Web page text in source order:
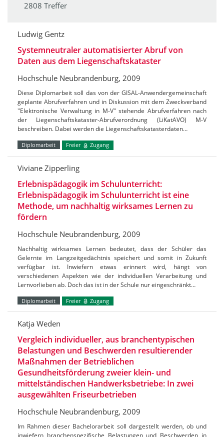
2808 Treffer
Ludwig Gentz
Systemneutraler automatisierter Abruf von
Daten aus dem Liegenschaftskataster
Hochschule Neubrandenburg, 2009
Diese Diplomarbeit soll das von der GISAL-Anwendergemeinschaft
geplante Abrufverfahren und in Diskussion mit dem Zweckverband
"Elektronische Verwaltung in M-V" stehende Abrufverfahren nach
der Liegenschaftskataster-Abrufverordnung (LiKatAVO) M-V
beschreiben. Dabei werden die Liegenschaftskatasterdaten…
Diplomarbeit Freier Zugang
Viviane Zipperling
Erlebnispädagogik im Schulunterricht:
Erlebnispädagogik im Schulunterricht ist eine
Methode, um nachhaltig wirksames Lernen zu
fördern
Hochschule Neubrandenburg, 2009
Nachhaltig wirksames Lernen bedeutet, dass der Schüler das
Gelernte im Langzeitgedächtnis speichert und somit in Zukunft
verfügbar ist. Inwiefern etwas erinnert wird, hängt von
verschiedenen Aspekten wie der individuellen Verarbeitung und
Lernvorlieben ab. Doch das ist in der Schule nur eingeschränkt…
Diplomarbeit Freier Zugang
Katja Weden
Vergleich individueller, aus branchentypischen
Belastungen und Beschwerden resultierender
Maßnahmen der Betrieblichen
Gesundheitsförderung zweier klein- und
mittelständischen Handwerksbetriebe: In zwei
ausgewählten Friseurbetrieben
Hochschule Neubrandenburg, 2009
Im Rahmen dieser Bachelorarbeit soll dargestellt werden, ob und
inwiefern branchenspezifische Belastungen und Beschwerden in